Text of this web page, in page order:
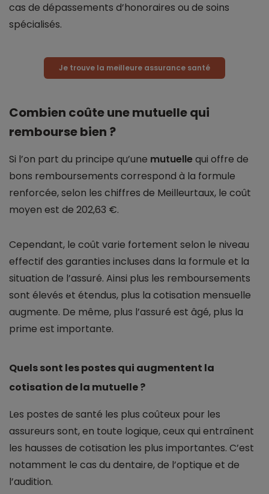
cas de dépassements d’honoraires ou de soins
spécialisés.
Je trouve la meilleure assurance santé
Combien coûte une mutuelle qui
rembourse bien ?
Si l’on part du principe qu’une mutuellequi offre de
bons remboursements correspond à la formule
renforcée, selon les chiffres de Meilleurtaux, le coût
moyen est de 202,63 €.
Cependant, le coût varie fortement selon le niveau
effectif des garanties incluses dans la formule et la
situation de l’assuré. Ainsi plus les remboursements
sont élevés et étendus, plus la cotisation mensuelle
augmente. De même, plus l’assuré est âgé, plus la
prime est importante.
Quels sont les postes qui augmentent la
cotisation de la mutuelle ?
Les postes de santé les plus coûteux pour les
assureurs sont, en toute logique, ceux qui entraînent
les hausses de cotisation les plus importantes. C’est
notamment le cas du dentaire, de l’optique et de
l’audition.